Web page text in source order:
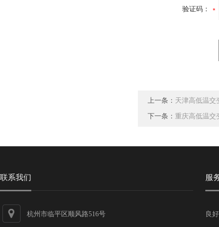
验证码：
上一条： 天津高低温交
下一条： 重庆高低温交
联系我们
杭州市临平区顺风路516号
服
良